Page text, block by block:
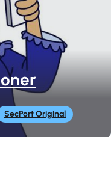
SecPort Original